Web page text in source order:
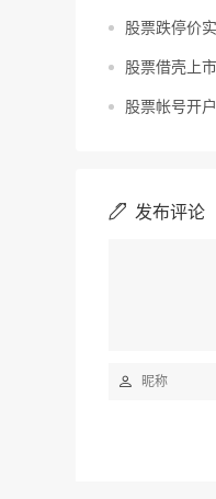
股票跌停价
股票借壳上
股票帐号开
发布评论